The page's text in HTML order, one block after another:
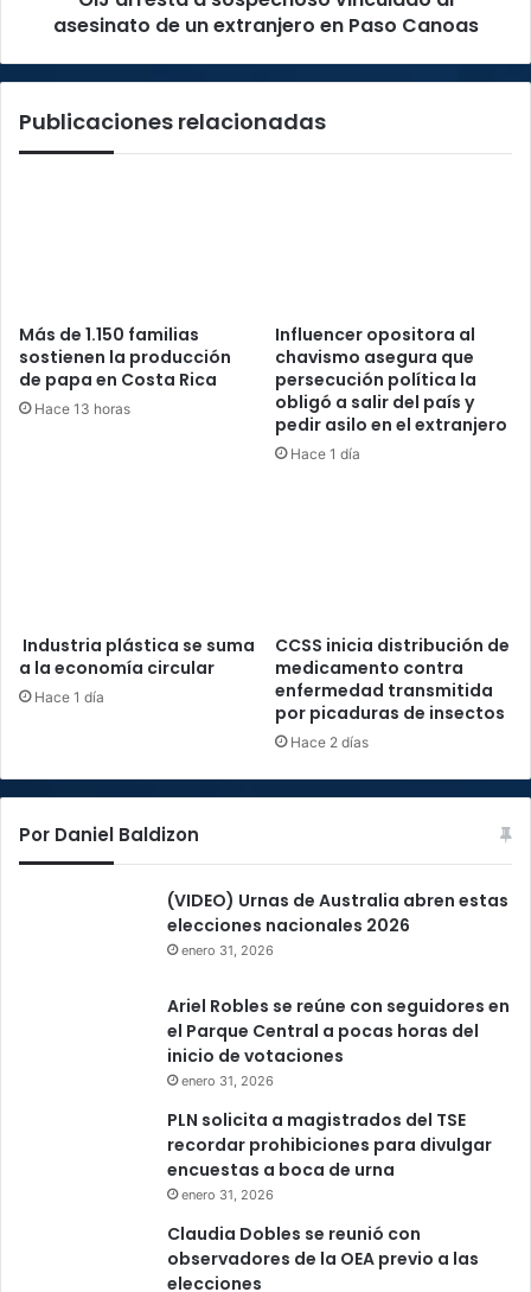
asesinato de un extranjero en Paso Canoas
Publicaciones relacionadas
Más de 1.150 familias
sostienen la producción
de papa en Costa Rica
Hace 13 horas
Influencer opositora al
chavismo asegura que
persecución política la
obligó a salir del país y
pedir asilo en el extranjero
Hace 1 día
Industria plástica se suma
a la economía circular
Hace 1 día
CCSS inicia distribución de
medicamento contra
enfermedad transmitida
por picaduras de insectos
Hace 2 días
Por Daniel Baldizon
(VIDEO) Urnas de Australia abren estas
elecciones nacionales 2026
enero 31, 2026
Ariel Robles se reúne con seguidores en
el Parque Central a pocas horas del
inicio de votaciones
enero 31, 2026
PLN solicita a magistrados del TSE
recordar prohibiciones para divulgar
encuestas a boca de urna
enero 31, 2026
Claudia Dobles se reunió con
observadores de la OEA previo a las
elecciones